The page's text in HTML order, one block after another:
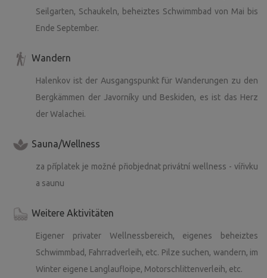
Seilgarten, Schaukeln, beheiztes Schwimmbad von Mai bis
Ende September.
Wandern
Halenkov ist der Ausgangspunkt für Wanderungen zu den
Bergkämmen der Javorníky und Beskiden, es ist das Herz
der Walachei.
Sauna/Wellness
za příplatek je možné přiobjednat privátní wellness - vířivku
a saunu
Weitere Aktivitäten
Eigener privater Wellnessbereich, eigenes beheiztes
Schwimmbad, Fahrradverleih, etc. Pilze suchen, wandern, im
Winter eigene Langlaufloipe, Motorschlittenverleih, etc.